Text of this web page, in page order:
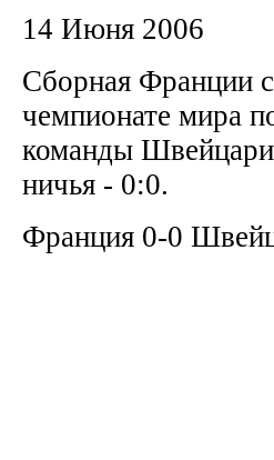
14 Июня 2006
Сборная Франции
чемпионате мира
команды
ничья - 0:0.
Франция 0-0